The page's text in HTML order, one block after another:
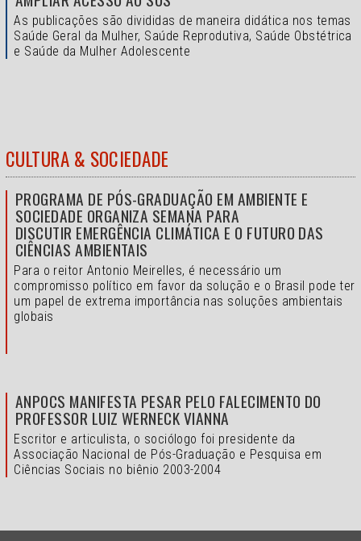
As publicações são divididas de maneira didática nos temas
Saúde Geral da Mulher, Saúde Reprodutiva, Saúde Obstétrica
e Saúde da Mulher Adolescente
CULTURA & SOCIEDADE
PROGRAMA DE PÓS-GRADUAÇÃO EM AMBIENTE E
SOCIEDADE ORGANIZA SEMANA PARA
DISCUTIR EMERGÊNCIA CLIMÁTICA E O FUTURO DAS
CIÊNCIAS AMBIENTAIS
Para o reitor Antonio Meirelles, é necessário um
compromisso político em favor da solução e o Brasil pode ter
um papel de extrema importância nas soluções ambientais
globais
ANPOCS MANIFESTA PESAR PELO FALECIMENTO DO
PROFESSOR LUIZ WERNECK VIANNA
Escritor e articulista, o sociólogo foi presidente da
Associação Nacional de Pós-Graduação e Pesquisa em
Ciências Sociais no biênio 2003-2004